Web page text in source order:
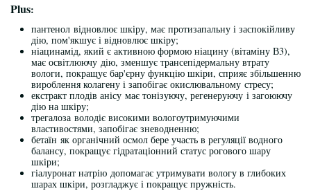
Plus:
пантенол відновлює шкіру, має протизапальну і заспокійливу
дію, пом'якшує і відновлює шкіру;
ніацинамід, який є активною формою ніацину (вітаміну В3),
має освітлюючу дію, зменшує трансепідермальну втрату
вологи, покращує бар'єрну функцію шкіри, сприяє збільшенню
вироблення колагену і запобігає окислювальному стресу;
екстракт плодів анісу має тонізуючу, регенеруючу і загоюючу
дію на шкіру;
трегалоза володіє високими вологоутримуючими
властивостями, запобігає зневодненню;
бетаїн як органічний осмол бере участь в регуляції водного
балансу, покращує гідратаціонний статус рогового шару
шкіри;
гіалуронат натрію допомагає утримувати вологу в глибоких
шарах шкіри, розгладжує і покращує пружність.